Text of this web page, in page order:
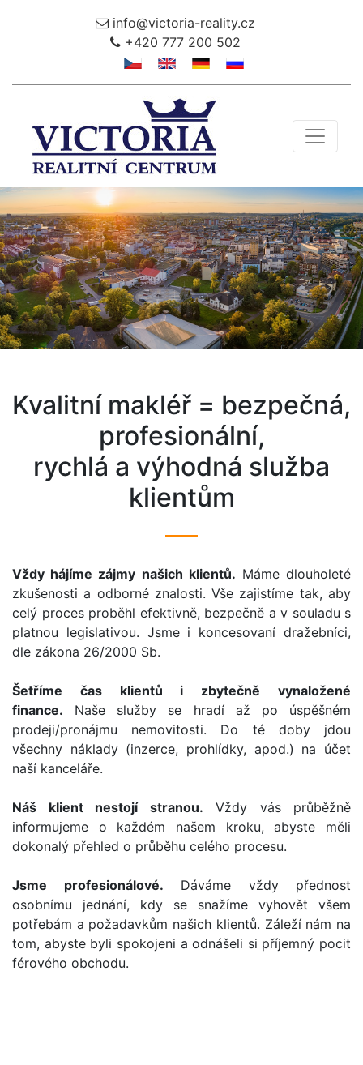
info@victoria-reality.cz
+420 777 200 502
Toggle
Kvalitní makléř = bezpečná,
profesionální,
rychlá a výhodná služba
klientům
Vždy hájíme zájmy našich klientů. Máme dlouholeté
zkušenosti a odborné znalosti. Vše zajistíme tak, aby
celý proces proběhl efektivně, bezpečně a v souladu s
platnou legislativou. Jsme i koncesovaní dražebníci,
dle zákona 26/2000 Sb.
Šetříme čas klientů i zbytečně vynaložené
finance. Naše služby se hradí až po úspěšném
prodeji/pronájmu nemovitosti. Do té doby jdou
všechny náklady (inzerce, prohlídky, apod.) na účet
naší kanceláře.
Náš klient nestojí stranou. Vždy vás průběžně
informujeme o každém našem kroku, abyste měli
dokonalý přehled o průběhu celého procesu.
Jsme profesionálové. Dáváme vždy přednost
osobnímu jednání, kdy se snažíme vyhovět všem
potřebám a požadavkům našich klientů. Záleží nám na
tom, abyste byli spokojeni a odnášeli si příjemný pocit
férového obchodu.